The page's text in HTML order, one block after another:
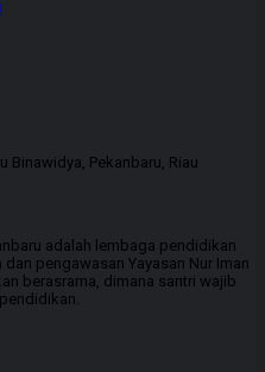
Binawidya, Pekanbaru, Riau
adalah lembaga pendidikan
pengawasan Yayasan Nur Iman
berasrama, dimana santri wajib